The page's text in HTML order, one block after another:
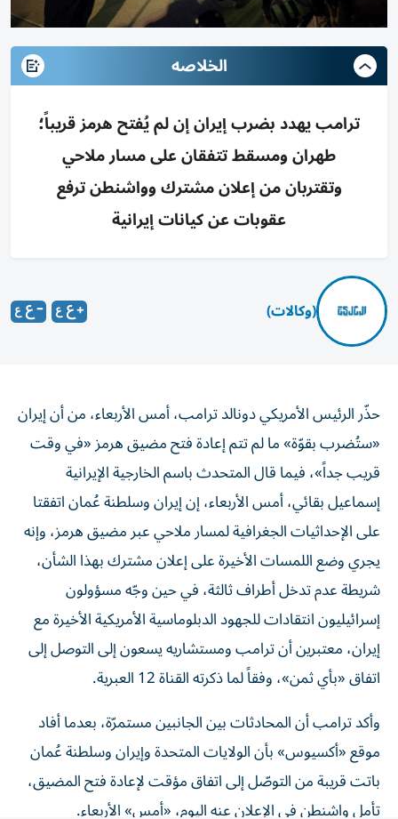
الخلاصه
ترامب يهدد بضرب إيران إن لم يُفتح هرمز قريباً؛
طهران ومسقط تتفقان على مسار ملاحي
وتقتربان من إعلان مشترك وواشنطن ترفع
عقوبات عن كيانات إيرانية
(وكالات)
حذّر الرئيس الأمريكي دونالد ترامب، أمس الأربعاء، من أن إيران
«ستُضرب بقوّة» ما لم تتم إعادة فتح مضيق هرمز «في وقت
قريب جداً»، فيما قال ‌المتحدث باسم الخارجية الإيرانية ​
إسماعيل بقائي، أمس الأربعاء، إن ‌إيران وسلطنة عُمان اتفقتا
‌على الإحداثيات الجغرافية لمسار ملاحي عبر مضيق هرمز، وإنه
يجري وضع اللمسات الأخيرة على ​إعلان مشترك بهذا ‌الشأن،
شريطة عدم تدخل أطراف ثالثة، في حين وجّه مسؤولون
إسرائيليون انتقادات للجهود الدبلوماسية الأمريكية الأخيرة مع
إيران، معتبرين أن ترامب ومستشاريه يسعون إلى التوصل إلى
اتفاق «بأي ثمن»، وفقاً لما ذكرته القناة 12 العبرية.
وأكد ترامب أن المحادثات بين الجانبين مستمرّة، بعدما أفاد
موقع «أكسيوس» بأن الولايات المتحدة وإيران وسلطنة عُمان
باتت قريبة من التوصّل إلى اتفاق مؤقت لإعادة فتح المضيق،
تأمل واشنطن في الإعلان عنه اليوم، «أمس» الأربعاء.